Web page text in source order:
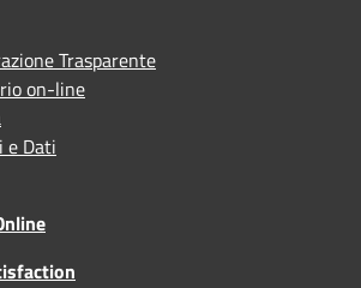
Trasparente
on-line
e Dati